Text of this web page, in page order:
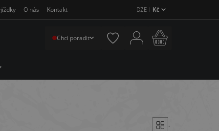
O nás Kontakt CZE | Kč
Chci poradit
´